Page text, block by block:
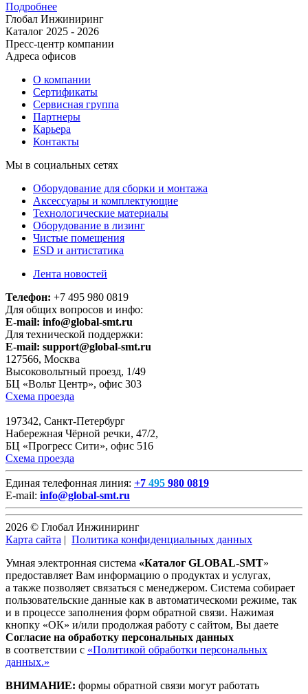
Подробнее
Глобал Инжиниринг
Каталог 2025 - 2026
Пресс-центр компании
Адреса офисов
О компании
Сертификаты
Сервисная группа
Партнеры
Карьера
Контакты
Мы в социальных сетях
Оборудование для сборки и монтажа
Аксессуары и комплектующие
Технологические материалы
Оборудование в лизинг
Чистые помещения
ESD и антистатика
Лента новостей
Телефон: +7 495 980 0819
Для общих вопросов и инфо:
E-mail: info@global-smt.ru
Для технической поддержки:
E-mail: support@global-smt.ru
127566, Москва
Высоковольтный проезд, 1/49
БЦ «Вольт Центр», офис 303
Схема проезда
197342, Санкт-Петербург
Набережная Чёрной речки, 47/2,
БЦ «Прогресс Сити», офис 516
Схема проезда
Единая телефонная линия: +7 495 980 0819
E-mail: info@global-smt.ru
2026 © Глобал Инжиниринг
Карта сайта | Политика конфиденциальных данных
Умная электронная система «Каталог GLOBAL-SMT»
предоставляет Вам информацию о продуктах и услугах,
а также позволяет связаться с менеджером. Система собирает
пользовательские данные как в автоматическоми режиме, так
и в процессе заполнения форм обратной связи. Нажимая
кнопку «ОК» и/или продолжая работу с сайтом, Вы даете
Согласие на обработку персональных данных
в соответствии с «Политикой обработки персональных
данных.»
ВНИМАНИЕ: формы обратной связи могут работать